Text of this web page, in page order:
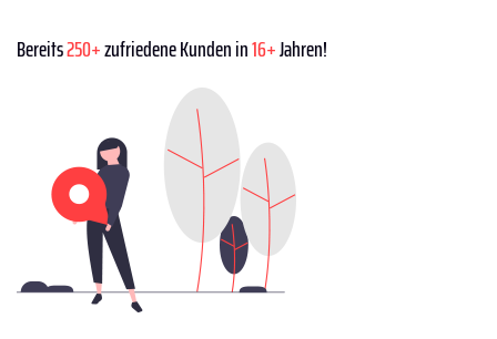
Bereits250+zufriedene Kunden in16+Jahren!